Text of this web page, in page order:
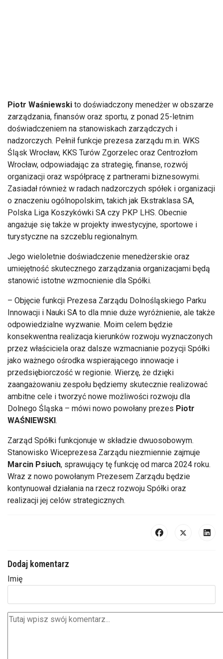
Piotr Waśniewski to doświadczony menedżer w obszarze
zarządzania, finansów oraz sportu, z ponad 25-letnim
doświadczeniem na stanowiskach zarządczych i
nadzorczych. Pełnił funkcje prezesa zarządu m.in. WKS
Śląsk Wrocław, KKS Turów Zgorzelec oraz Centrozłom
Wrocław, odpowiadając za strategię, finanse, rozwój
organizacji oraz współpracę z partnerami biznesowymi.
Zasiadał również w radach nadzorczych spółek i organizacji
o znaczeniu ogólnopolskim, takich jak Ekstraklasa SA,
Polska Liga Koszykówki SA czy PKP LHS. Obecnie
angażuje się także w projekty inwestycyjne, sportowe i
turystyczne na szczeblu regionalnym.
Jego wieloletnie doświadczenie menedżerskie oraz
umiejętność skutecznego zarządzania organizacjami będą
stanowić istotne wzmocnienie dla Spółki.
– Objęcie funkcji Prezesa Zarządu Dolnośląskiego Parku
Innowacji i Nauki SA to dla mnie duże wyróżnienie, ale także
odpowiedzialne wyzwanie. Moim celem będzie
konsekwentna realizacja kierunków rozwoju wyznaczonych
przez właściciela oraz dalsze wzmacnianie pozycji Spółki
jako ważnego ośrodka wspierającego innowacje i
przedsiębiorczość w regionie. Wierzę, że dzięki
zaangażowaniu zespołu będziemy skutecznie realizować
ambitne cele i tworzyć nowe możliwości rozwoju dla
Dolnego Śląska – mówi nowo powołany prezes Piotr
WAŚNIEWSKI .
Zarząd Spółki funkcjonuje w składzie dwuosobowym.
Stanowisko Wiceprezesa Zarządu niezmiennie zajmuje
Marcin Psiuch, sprawujący tę funkcję od marca 2024 roku.
Wraz z nowo powołanym Prezesem Zarządu będzie
kontynuował działania na rzecz rozwoju Spółki oraz
realizacji jej celów strategicznych.
Dodaj komentarz
Imię